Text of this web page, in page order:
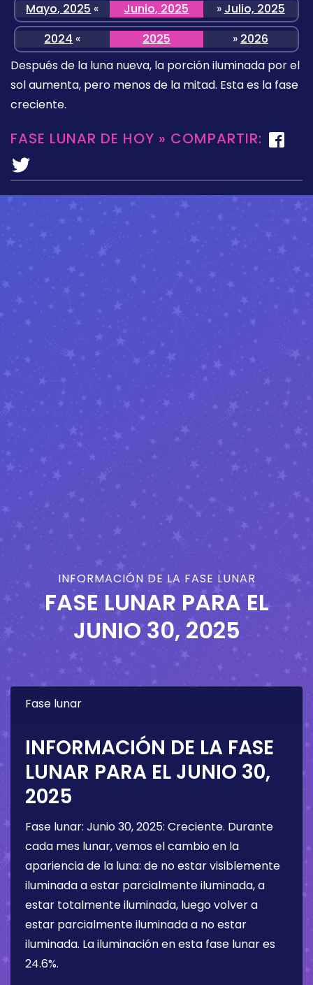
Mayo, 2025 « Junio, 2025 » Julio, 2025
2024 « 2025 » 2026
Después de la luna nueva, la porción iluminada por el
sol aumenta, pero menos de la mitad. Esta es la fase
creciente.
FASE LUNAR DE HOY » COMPARTIR:
INFORMACIÓN DE LA FASE LUNAR
FASE LUNAR PARA EL
JUNIO 30, 2025
Fase lunar
INFORMACIÓN DE LA FASE
LUNAR PARA EL JUNIO 30,
2025
Fase lunar: Junio 30, 2025: Creciente. Durante
cada mes lunar, vemos el cambio en la
apariencia de la luna: de no estar visiblemente
iluminada a estar parcialmente iluminada, a
estar totalmente iluminada, luego volver a
estar parcialmente iluminada a no estar
iluminada. La iluminación en esta fase lunar es
24.6%.